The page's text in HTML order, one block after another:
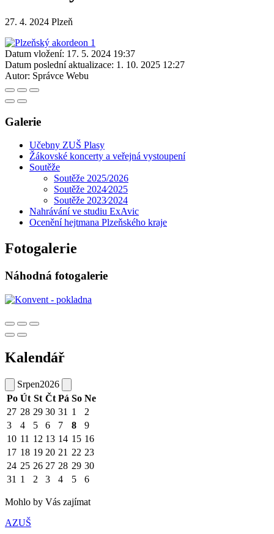
27. 4. 2024 Plzeň
Datum vložení: 17. 5. 2024 19:37
Datum poslední aktualizace: 1. 10. 2025 12:27
Autor: Správce Webu
Galerie
Učebny ZUŠ Plasy
Žákovské koncerty a veřejná vystoupení
Soutěže
Soutěže 2025/2026
Soutěže 2024⁄2025
Soutěže 2023⁄2024
Nahrávání ve studiu ExAvic
Ocenění hejtmana Plzeňského kraje
Fotogalerie
Náhodná fotogalerie
Kalendář
Srpen2026
Po Út St Čt Pá So Ne
27 28 29 30 31 1
2
3
4 5 6 7 8
9
10 11 12 13 14 15 16
17 18 19 20 21 22 23
24 25 26 27 28 29 30
31 1 2 3 4 5 6
Mohlo by Vás zajímat
AZUŠ